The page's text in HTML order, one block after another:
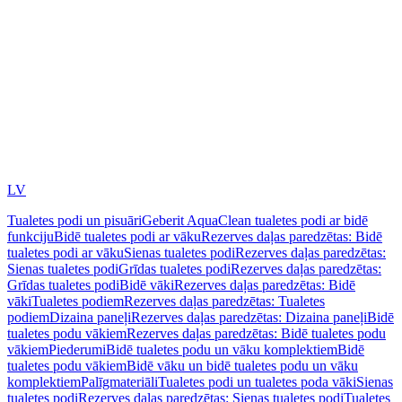
LV
Tualetes podi un pisuāriGeberit AquaClean tualetes podi ar bidē
funkcijuBidē tualetes podi ar vākuRezerves daļas paredzētas: Bidē
tualetes podi ar vākuSienas tualetes podiRezerves daļas paredzētas:
Sienas tualetes podiGrīdas tualetes podiRezerves daļas paredzētas:
Grīdas tualetes podiBidē vākiRezerves daļas paredzētas: Bidē
vākiTualetes podiemRezerves daļas paredzētas: Tualetes
podiemDizaina paneļiRezerves daļas paredzētas: Dizaina paneļiBidē
tualetes podu vākiemRezerves daļas paredzētas: Bidē tualetes podu
vākiemPiederumiBidē tualetes podu un vāku komplektiemBidē
tualetes podu vākiemBidē vāku un bidē tualetes podu un vāku
komplektiemPalīgmateriāliTualetes podi un tualetes poda vākiSienas
tualetes podiRezerves daļas paredzētas: Sienas tualetes podiTualetes